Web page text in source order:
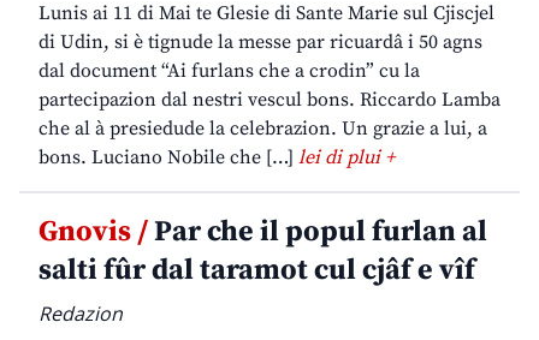
Lunis ai 11 di Mai te Glesie di Sante Marie sul Cjiscjel
di Udin, si è tignude la messe par ricuardâ i 50 agns
dal document “Ai furlans che a crodin” cu la
partecipazion dal nestri vescul bons. Riccardo Lamba
che al à presiedude la celebrazion. Un grazie a lui, a
bons. Luciano Nobile che […] lei di plui +
Gnovis /Par che il popul furlan al
salti fûr dal taramot cul cjâf e vîf
Redazion